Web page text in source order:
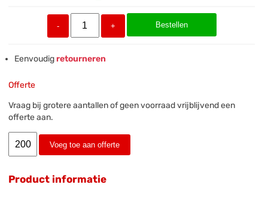
- + Bestellen
Eenvoudigretourneren
Offerte
Vraag bij grotere aantallen of geen voorraad vrijblijvend een
offerte aan.
Voeg toe aan offerte
Product informatie